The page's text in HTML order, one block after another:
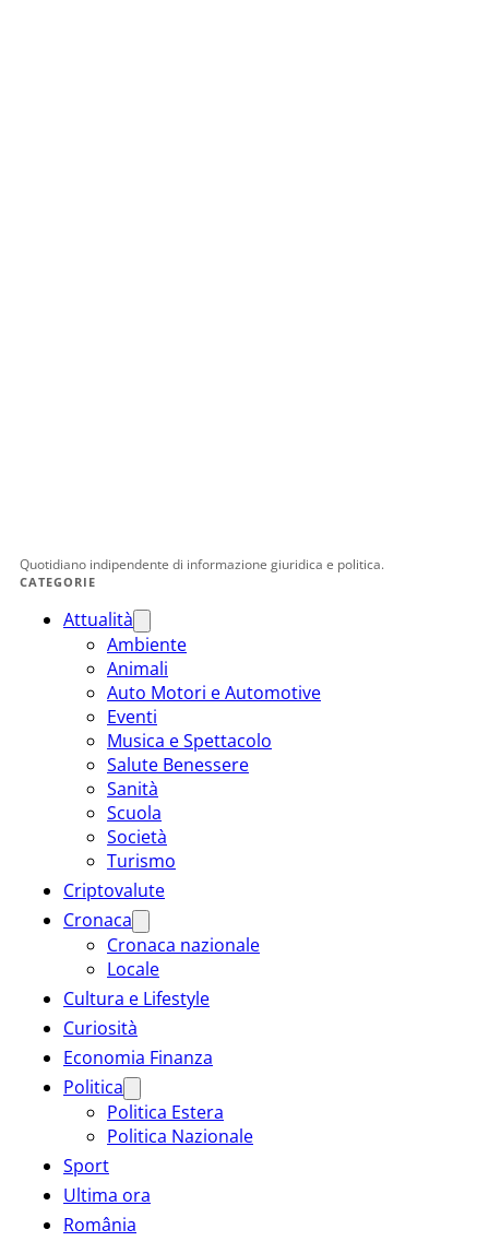
Quotidiano indipendente di informazione giuridica e politica.
CATEGORIE
Attualità
Ambiente
Animali
Auto Motori e Automotive
Eventi
Musica e Spettacolo
Salute Benessere
Sanità
Scuola
Società
Turismo
Criptovalute
Cronaca
Cronaca nazionale
Locale
Cultura e Lifestyle
Curiosità
Economia Finanza
Politica
Politica Estera
Politica Nazionale
Sport
Ultima ora
România